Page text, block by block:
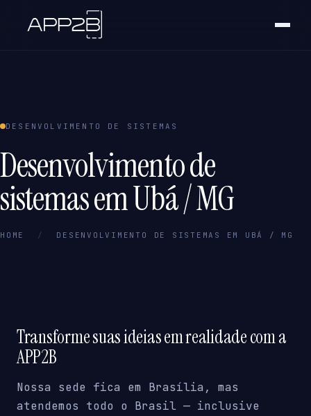
DESENVOLVIMENTO DE SISTEMAS
Desenvolvimento de
sistemas em Ubá / MG
HOME / DESENVOLVIMENTO DE SISTEMAS EM UBÁ / MG
Transforme suas ideias em realidade com a
APP2B
Nossa sede fica em Brasília, mas
atendemos todo o Brasil — inclusive